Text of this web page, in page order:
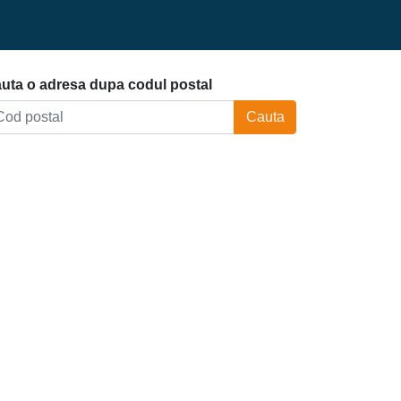
o adresa dupa codul postal
Cauta